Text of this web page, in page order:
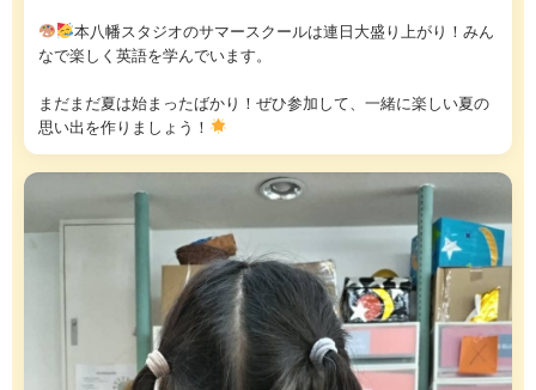
本八幡スタジオのサマースクールは連日大盛り上がり！みん
なで楽しく英語を学んでいます。
まだまだ夏は始まったばかり！ぜひ参加して、一緒に楽しい夏の
思い出を作りましょう！